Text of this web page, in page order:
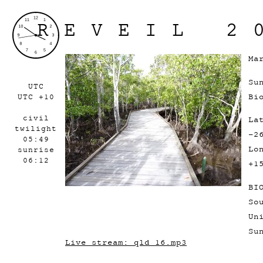
UTC
UTC +10
civil
twilight
05:49
sunrise
06:12
REVEIL
Live stream: qld_16.mp3
-